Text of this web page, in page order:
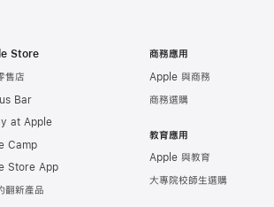
Store
售店
Bar
at Apple
Camp
Store App
翻新產品
商務應用
Apple 與商務
商務選購
教育應用
Apple 與教育
大專院校師生選購